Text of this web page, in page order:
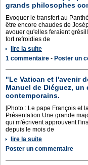
grands philosophes
Evoquer le transfert au
être encore chaudes de
avouer qu'elles feraient
fort refroidies de
lire la suite
1 commentaire - Poster un
"Le Vatican et l'avenir
Manuel de Diéguez,
contemporains.
[Photo : Le pape François et
Présentation Une grande
qui m'écrivent approuvent
depuis le mois de
lire la suite
Poster un commentaire